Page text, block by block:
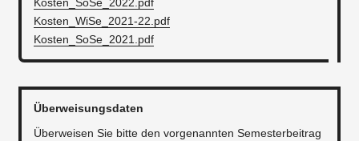
Kosten_WiSe_2021-22.pdf
Kosten_SoSe_2021.pdf
Überweisungsdaten
Überweisen Sie bitte den vorgenannten Semesterbeitrag